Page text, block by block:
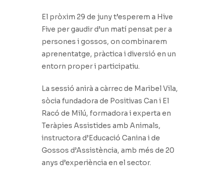
El pròxim 29 de juny t’esperem a Hive
Five per gaudir d’un matí pensat per a
persones i gossos, on combinarem
aprenentatge, pràctica i diversió en un
entorn proper i participatiu.
La sessió anirà a càrrec de Maribel Vila,
sòcia fundadora de Positivas Can i El
Racó de Milú, formadora i experta en
Teràpies Assistides amb Animals,
instructora d’Educació Canina i de
Gossos d’Assistència, amb més de 20
anys d’experiència en el sector.